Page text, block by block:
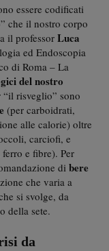
essere codificati
” che il nostro corpo
il professorLuca
ed Endoscopia
di Roma – La
del nostro
“il risveglio” sono
(per carboidrati,
alle calorie) oltre
carciofi, e
e fibre). Per
di bere
che varia a
si svolge, da
della sete.
da